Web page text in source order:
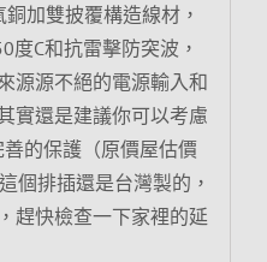
加雙披覆構造線材，
度C和抗雷擊防突波，
源源不絕的電源輸入和
實還是建議你可以考慮
善的保護（原價屋估價
個排插還是台灣製的，
趕快檢查一下家裡的延